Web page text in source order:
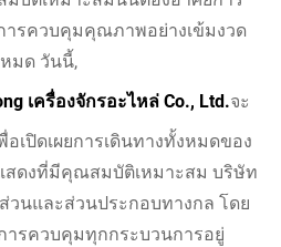
รควบคุมคุณภาพอย่างเข้มงวด
มด วันนี้,
เครื่องจักรอะไหล่ Co., Ltd.จะ
เปิดเผยการเดินทางทั้งหมดของ
สดงที่มีคุณสมบัติเหมาะสม บริษัท
วนและส่วนประกอบทางกล โดย
ารควบคุมทุกกระบวนการอยู่